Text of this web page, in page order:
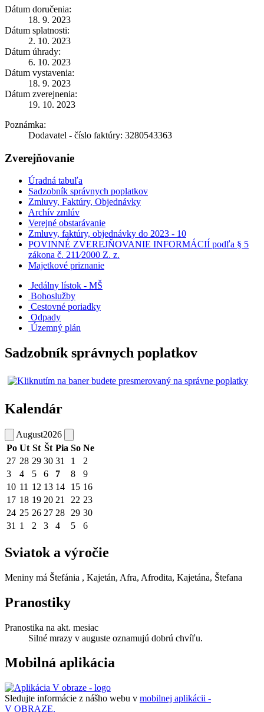
Dátum doručenia:
18. 9. 2023
Dátum splatnosti:
2. 10. 2023
Dátum úhrady:
6. 10. 2023
Dátum vystavenia:
18. 9. 2023
Dátum zverejnenia:
19. 10. 2023
Poznámka:
Dodavatel - číslo faktúry: 3280543363
Zverejňovanie
Úradná tabuľa
Sadzobník správnych poplatkov
Zmluvy, Faktúry, Objednávky
Archív zmlúv
Verejné obstarávanie
Zmluvy, faktúry, objednávky do 2023 - 10
POVINNÉ ZVEREJŇOVANIE INFORMÁCIÍ podľa § 5
zákona č. 211⁄2000 Z. z.
Majetkové priznanie
Jedálny lístok - MŠ
Bohoslužby
Cestovné poriadky
Odpady
Územný plán
Sadzobník správnych poplatkov
Kalendár
August2026
Po Ut St Št Pia So Ne
27 28 29 30 31 1
2
3
4 5 6 7 8
9
10 11 12 13 14 15 16
17 18 19 20 21 22 23
24 25 26 27 28 29 30
31 1 2 3 4 5 6
Sviatok a výročie
Meniny má Štefánia , Kajetán, Afra, Afrodita, Kajetána, Štefana
Pranostiky
Pranostika na akt. mesiac
Silné mrazy v auguste oznamujú dobrú chvíľu.
Mobilná aplikácia
Sledujte informácie z nášho webu v mobilnej aplikácii -
V OBRAZE.